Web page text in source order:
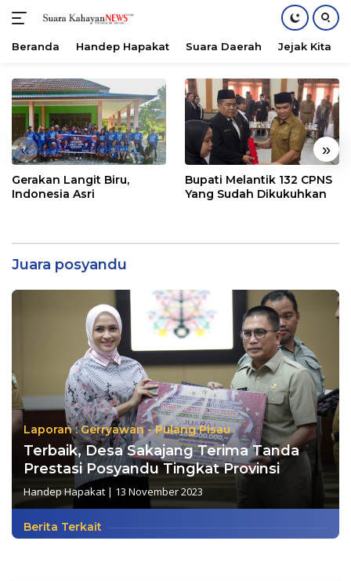
konten
Beranda Handep Hapakat Suara Daerah Jejak Kita
« »
Gerakan Langit Biru,
Indonesia Asri
Bupati Melantik 132 CPNS
Yang Sudah Dikukuhkan
Juara posyandu
Laporan : Gerryawan - Pulang Pisau
Terbaik, Desa Sakajang Terima Tanda
Prestasi Posyandu Tingkat Provinsi
Handep Hapakat | 13 November 2023
Berita Terkait